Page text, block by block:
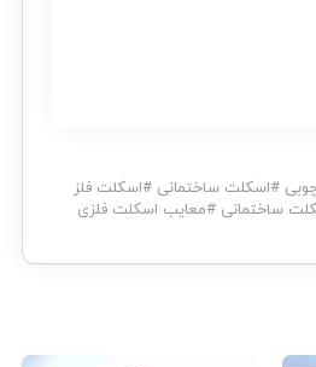
#اسکلت ساختمانی #اسکلت فلز
ساختمانی #معایب اسکلت فلزی